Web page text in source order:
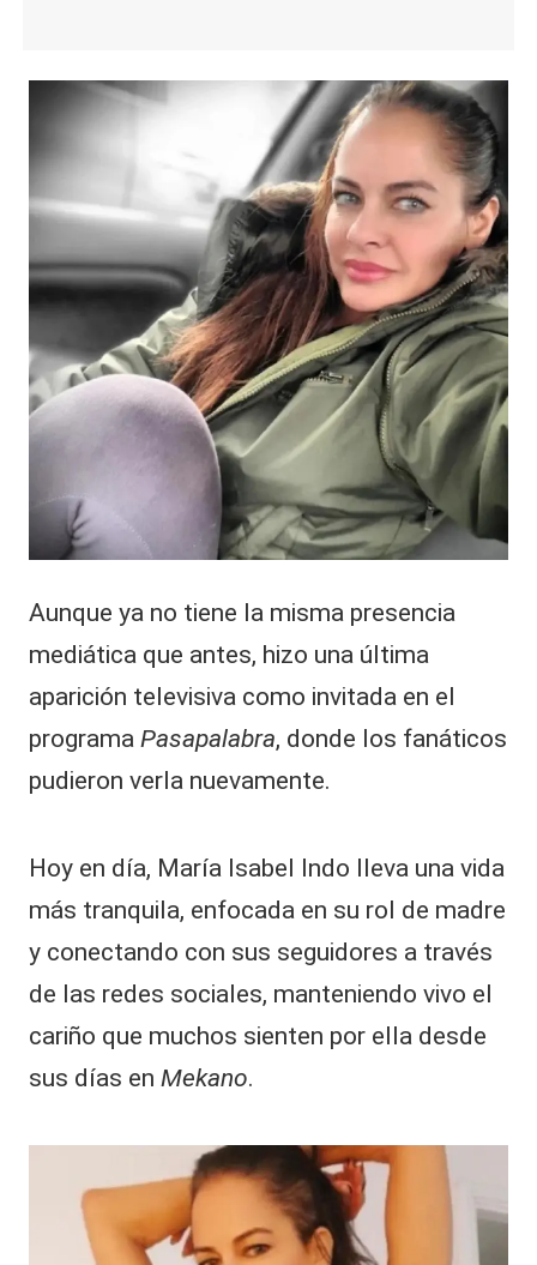
Aunque ya no tiene la misma presencia
mediática que antes, hizo una última
aparición televisiva como invitada en el
programa Pasapalabra, donde los fanáticos
pudieron verla nuevamente.
Hoy en día, María Isabel Indo lleva una vida
más tranquila, enfocada en su rol de madre
y conectando con sus seguidores a través
de las redes sociales, manteniendo vivo el
cariño que muchos sienten por ella desde
sus días en Mekano.